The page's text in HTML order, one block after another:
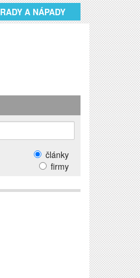
RADY A NÁPADY
články
firmy